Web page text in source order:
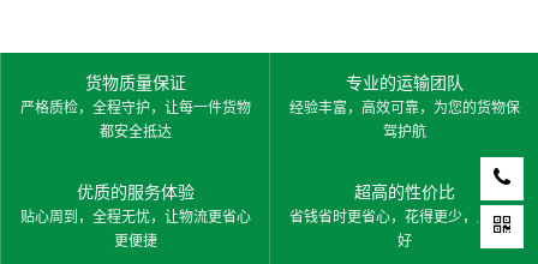
货物质量保证
严格质检，全程守护，让每一件货物
都安全抵达
专业的运输团队
经验丰富，高效可靠，为您的货物保
驾护航
优质的服务体验
贴心周到，全程无忧，让物流更省心
更便捷
超高的性价比
省钱省时更省心，花得更少，服务更
好